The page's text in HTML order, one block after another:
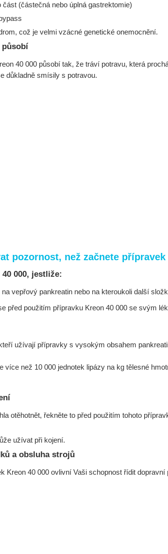
(částečná nebo úplná gastrektomie)
což je velmi vzácné genetické onemocnění.
působí
40 000 působí tak, že tráví potravu, která
důkladně smísily s potravou.
pozornost, než začnete
000, jestliže:
vepřový pankreatin nebo na kteroukoli další
před použitím přípravku Kreon 40 000 se svým
užívají přípravky s vysokým obsahem
více než 10 000 jednotek lipázy na kg tělesné
otěhotnět, řekněte to před použitím tohoto
užívat při kojení.
a obsluha strojů
Kreon 40 000 ovlivní Vaši schopnost řídit